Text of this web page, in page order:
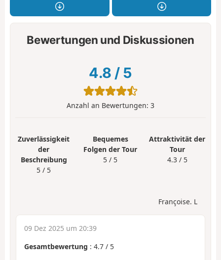
Bewertungen und Diskussionen
4.8 / 5
Anzahl an Bewertungen: 3
Zuverlässigkeit
der
Beschreibung
5 / 5
Bequemes
Folgen der Tour
5 / 5
Attraktivität der
Tour
4.3 / 5
Françoise. L
09 Dez 2025 um 20:39
Gesamtbewertung : 4.7 / 5